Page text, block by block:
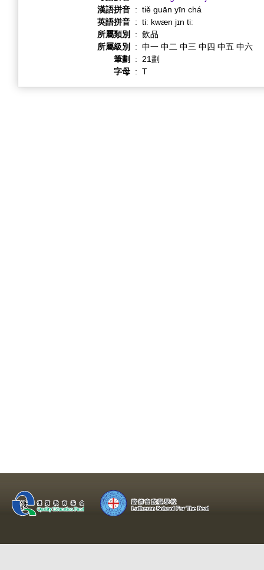
漢語拼音 : tiě guān yīn chá
英語拼音 : tiː kwæn jɪn tiː
所屬類別
: 飲品
所屬級別
: 中一 中二 中三 中四 中五 中六
筆劃
:
21劃
字母 : T